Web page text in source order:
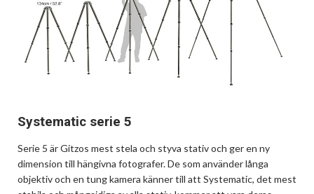
Systematic serie 5
Serie 5 är Gitzos mest stela och styva stativ och ger en ny
dimension till hängivna fotografer. De som använder långa
objektiv och en tung kamera känner till att Systematic, det mest